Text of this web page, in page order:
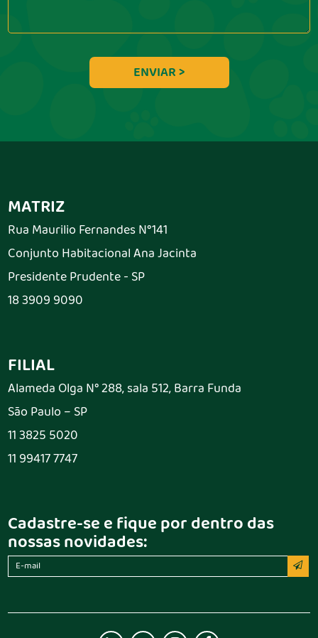
MATRIZ
Rua Maurilio Fernandes N°141
Conjunto Habitacional Ana Jacinta
Presidente Prudente - SP
18 3909 9090
FILIAL
Alameda Olga N° 288, sala 512, Barra Funda
São Paulo – SP
11 3825 5020
11 99417 7747
Cadastre-se e fique por dentro das
nossas novidades: